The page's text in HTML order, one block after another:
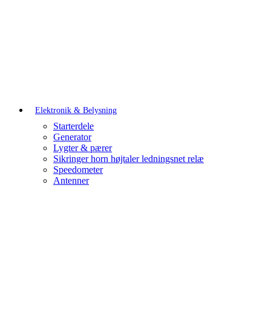
Elektronik & Belysning
Starterdele
Generator
Lygter & pærer
Sikringer horn højtaler ledningsnet relæ
Speedometer
Antenner